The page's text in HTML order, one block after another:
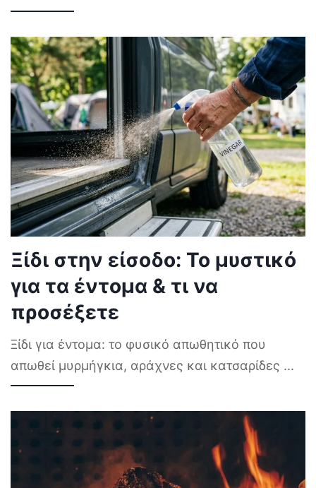
Ξίδι στην είσοδο: Το μυστικό
για τα έντομα & τι να
προσέξετε
Ξίδι για έντομα: το φυσικό απωθητικό που
απωθεί μυρμήγκια, αράχνες και κατσαρίδες ...